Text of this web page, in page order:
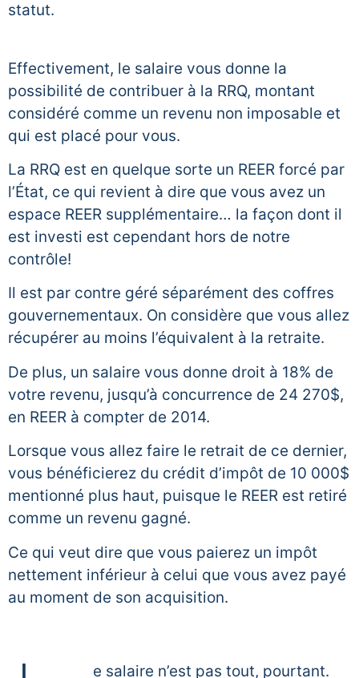
statut.
Effectivement, le salaire vous donne la
possibilité de contribuer à la RRQ, montant
considéré comme un revenu non imposable et
qui est placé pour vous.
La RRQ est en quelque sorte un REER forcé par
l’État, ce qui revient à dire que vous avez un
espace REER supplémentaire… la façon dont il
est investi est cependant hors de notre
contrôle!
Il est par contre géré séparément des coffres
gouvernementaux. On considère que vous allez
récupérer au moins l’équivalent à la retraite.
De plus, un salaire vous donne droit à 18% de
votre revenu, jusqu’à concurrence de 24 270$,
en REER à compter de 2014.
Lorsque vous allez faire le retrait de ce dernier,
vous bénéficierez du crédit d’impôt de 10 000$
mentionné plus haut, puisque le REER est retiré
comme un revenu gagné.
Ce qui veut dire que vous paierez un impôt
nettement inférieur à celui que vous avez payé
au moment de son acquisition.
e salaire n’est pas tout, pourtant.